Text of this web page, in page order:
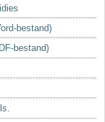
bestand)
bestand)